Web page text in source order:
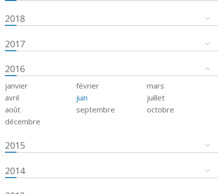
2018
2017
2016
janvier février
mars
avril
juin
juillet
août
septembre
octobre
décembre
2015
2014